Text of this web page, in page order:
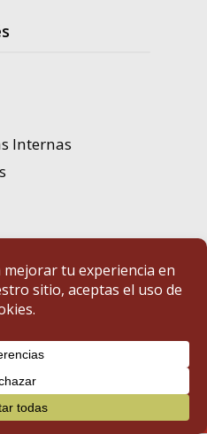
Internas
| Diputación de Badajoz